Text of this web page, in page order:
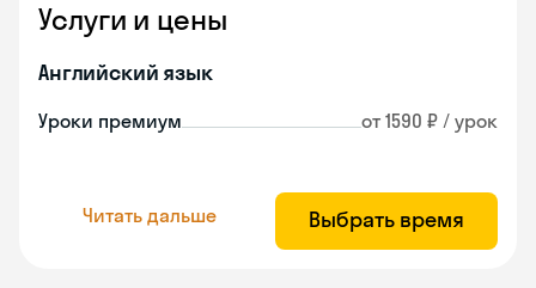
Услуги и цены
Английский язык
Уроки премиум от 1590 ₽ / урок
Читать дальше Выбрать время